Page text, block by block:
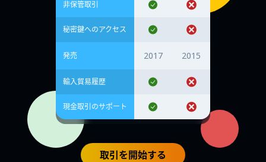
非保管取引
秘密鍵へのアクセス
発売 2017 2015
輸入貿易履歴
現金取引のサポート
取引を開始する